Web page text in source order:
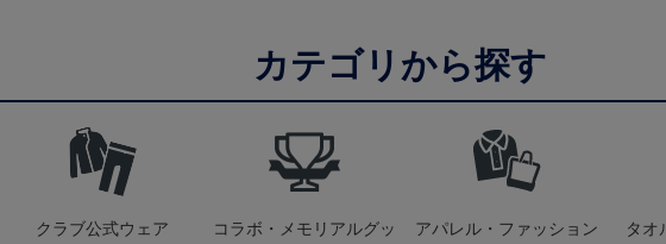
カテゴリから探す
クラブ公式ウェア コラボ・メモリアルグッ アパレル・ファッション タオ